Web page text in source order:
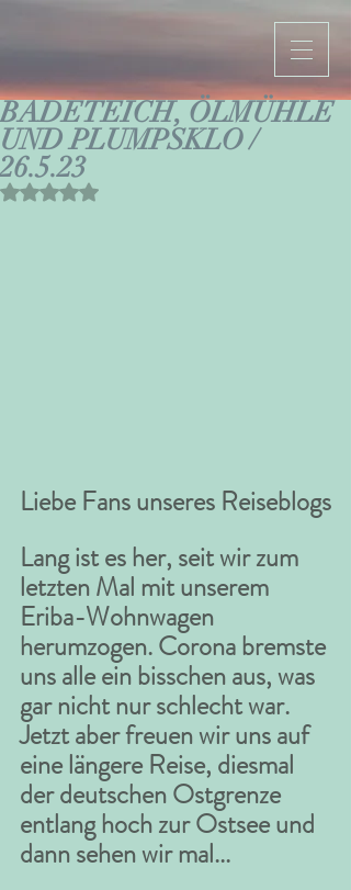
BADETEICH, ÖLMÜHLE
UND PLUMPSKLO /
26.5.23
Mit NaN von 5 Sternen bewertet.
Liebe Fans unseres Reiseblogs
Lang ist es her, seit wir zum
letzten Mal mit unserem
Eriba-Wohnwagen
herumzogen. Corona bremste
uns alle ein bisschen aus, was
gar nicht nur schlecht war.
Jetzt aber freuen wir uns auf
eine längere Reise, diesmal
der deutschen Ostgrenze
entlang hoch zur Ostsee und
dann sehen wir mal...